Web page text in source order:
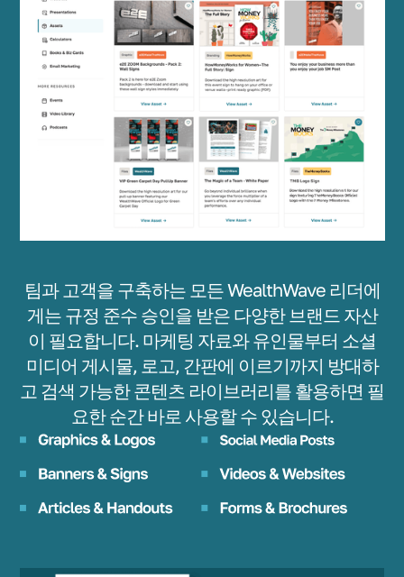
팀과 고객을 구축하는 모든 WealthWave 리더에
게는 규정 준수 승인을 받은 다양한 브랜드 자산
이 필요합니다. 마케팅 자료와 유인물부터 소셜
미디어 게시물, 로고, 간판에 이르기까지 방대하
고 검색 가능한 콘텐츠 라이브러리를 활용하면 필
요한 순간 바로 사용할 수 있습니다.